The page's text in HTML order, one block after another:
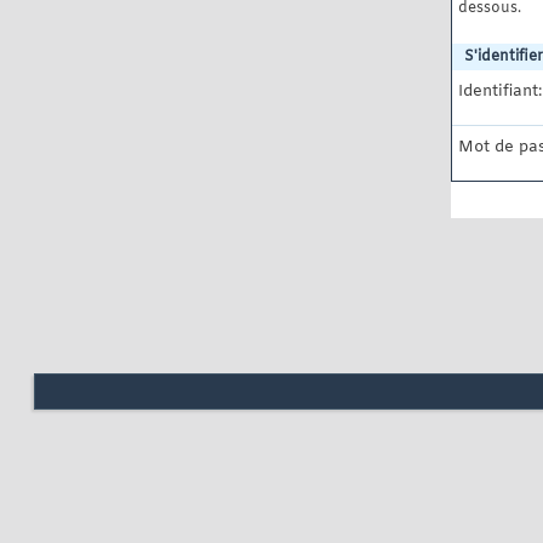
dessous.
S'identifier
Identifiant:
Mot de